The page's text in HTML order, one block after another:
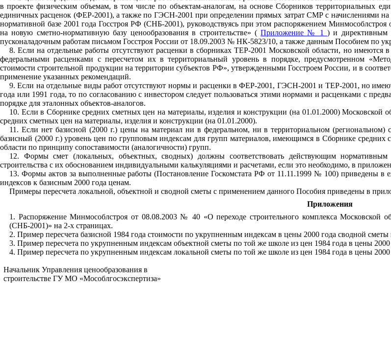
в проекте физическим объемам, в том числе по объектам-аналогам, на основе Сборников территориальных
единичных расценок (ФЕР-2001), а также по ГЭСН-2001 при определении прямых затрат СМР с начислениями
нормативной базе 2001 года Госстроя РФ (СНБ-2001), руководствуясь при этом распоряжением
на новую сметно-нормативную базу ценообразования в строительстве» (Приложение № 1) и директивным
пусконаладочным работам письмом Госстроя России от 18.09.2003 № НК-5823/10, а также данным Пособием по
8. Если на отдельные работы отсутствуют расценки в сборниках ТЕР-2001 Московской области, но
федеральными расценками с пересчетом их в территориальный уровень в порядке, предусмотренном
стоимости строительной продукции на территории субъектов РФ», утвержденными Госстроем России, и в
применение указанных рекомендаций.
9. Если на отдельные виды работ отсутствуют нормы и расценки в ФЕР-2001, ГЭСН-2001 и ТЕР-2001, но
года или 1991 года, то по согласованию с инвестором следует пользоваться этими нормами и расценками с
порядке для эталонных объектов-аналогов.
10. Если в Сборнике средних сметных цен на материалы, изделия и конструкции (на 01.01.2000) Московской
средних сметных цен на материалы, изделия и конструкции (на 01.01.2000).
11. Если нет базисной (2000 г.) цены на материал ни в федеральном, ни в территориальном (региональном)
базисный (2000 г.) уровень цен по групповым индексам для групп материалов, имеющимся в Сборнике
области по принципу сопоставимости (аналогичности) групп.
12. Формы смет (локальных, объектных, сводных) должны соответствовать действующим
строительства с их обоснованием индивидуальными калькуляциями и расчетами, если это необходимо, в
13. Формы актов за выполненные работы (Постановление Госкомстата РФ от 11.11.1999 № 100) приведены
индексов к базисным 2000 года ценам.
Примеры пересчета локальной, объектной и сводной сметы с применением данного Пособия приведены в
Приложения
1. Распоряжение Минмособлстроя от 08.08.2003 № 40 «О переходе строительного комплекса Московской
(СНБ-2001)» на 2-х страницах.
2. Пример пересчета базисной 1984 года стоимости по укрупненным индексам в цены 2000 года сводной сметы
3. Пример пересчета по укрупненным индексам объектной сметы по той же школе из цен 1984 года в цены 2000
4. Пример пересчета по укрупненным индексам локальной сметы по той же школе из цен 1984 года в цены 2000
Начальник Управления ценообразования в
строительстве ГУ МО «Мособлгосэкспертиза»